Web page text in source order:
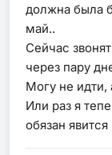
должна была
май..
Сейчас
через пару
Могу не идти,
Или раз я
обязан